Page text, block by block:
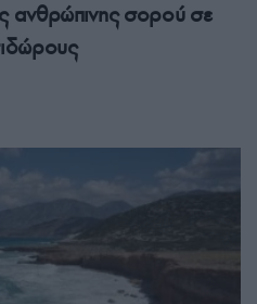
ανθρώπινης σορού σε